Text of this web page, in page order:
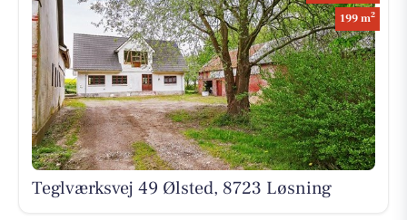
199 m2
Teglværksvej 49 Ølsted, 8723 Løsning